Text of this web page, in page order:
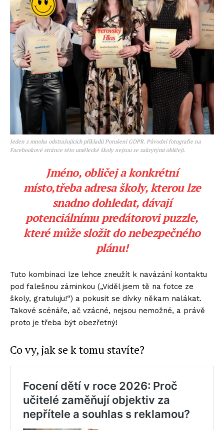
Jeden z mnoha odstrašujících příkladů Porušení GDPR. Původní fotografie na
Facebookové stránce této umělecké školy nejsou se zakrytými obličeji.
Jméno, obličej a konkrétní
místo,třeba adresa školy, kterou lze
snadno dohledat, dávají
potenciálnímu predátorovi puzzle,
které může složit do nebezpečného
plánu!
Tuto kombinaci lze lehce zneužít k navázání kontaktu
pod falešnou záminkou („Viděl jsem tě na fotce ze
školy, gratuluju!“) a pokusit se dívky někam nalákat.
Takové scénáře, ač vzácné, nejsou nemožné, a právě
proto je třeba být obezřetný!
Co vy, jak se k tomu stavíte?